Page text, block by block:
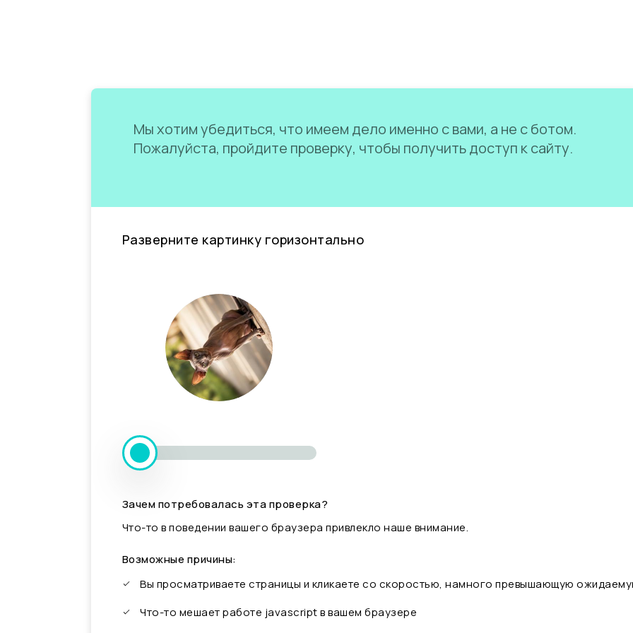
Мы хотим убедиться, что имеем дело именно с вами, а не с ботом.
Пожалуйста, пройдите проверку, чтобы получить доступ к сайту.
Разверните картинку горизонтально
Зачем потребовалась эта проверка?
Что-то в поведении вашего браузера привлекло наше внимание.
Возможные причины:
Вы просматриваете страницы и кликаете со скоростью, намного превышающую
Что-то мешает работе javascript в вашем браузере